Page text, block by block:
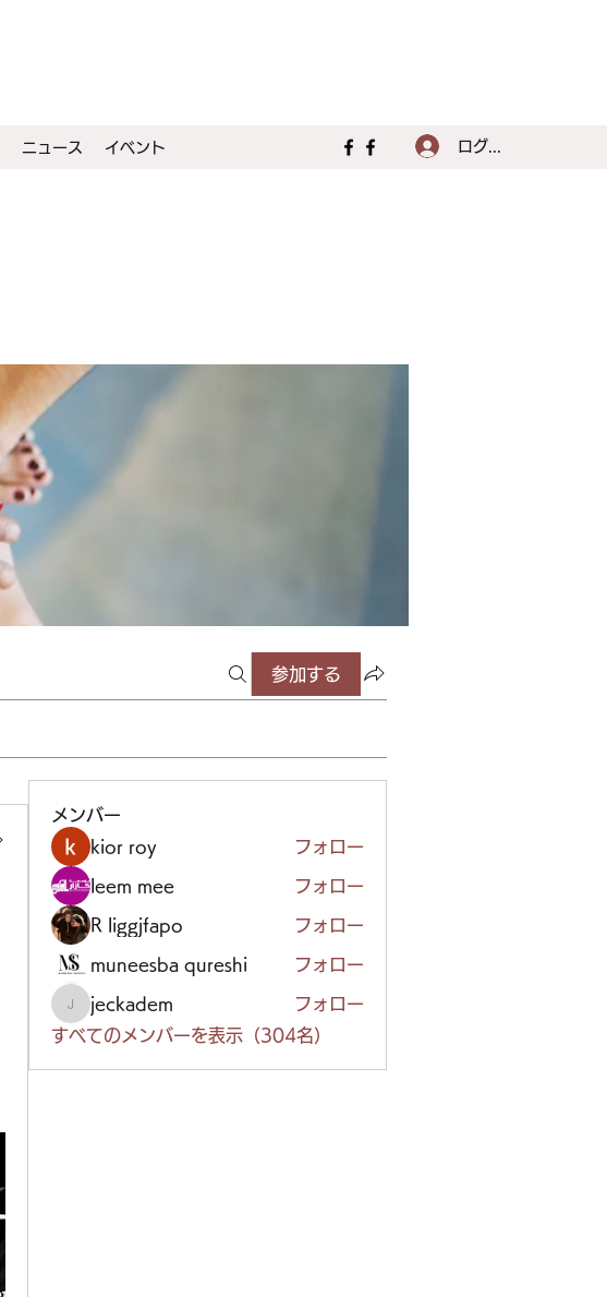
ニュース イベント ログイン
参加する
メンバー
kior roy
フォロー
leem mee フォロー
R liggjfapo フォロー
muneesba qureshi フォロー
jeckadem
jeckadem
フォロー
すべてのメンバーを表示（304名）